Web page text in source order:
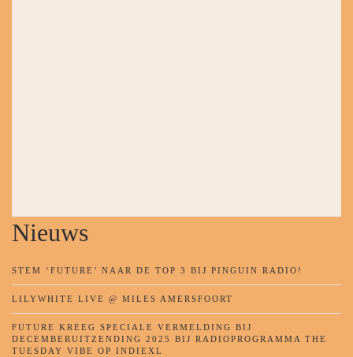
Nieuws
STEM ‘FUTURE’ NAAR DE TOP 3 BIJ PINGUIN RADIO!
LILYWHITE LIVE @ MILES AMERSFOORT
FUTURE KREEG SPECIALE VERMELDING BIJ
DECEMBERUITZENDING 2025 BIJ RADIOPROGRAMMA THE
TUESDAY VIBE OP INDIEXL